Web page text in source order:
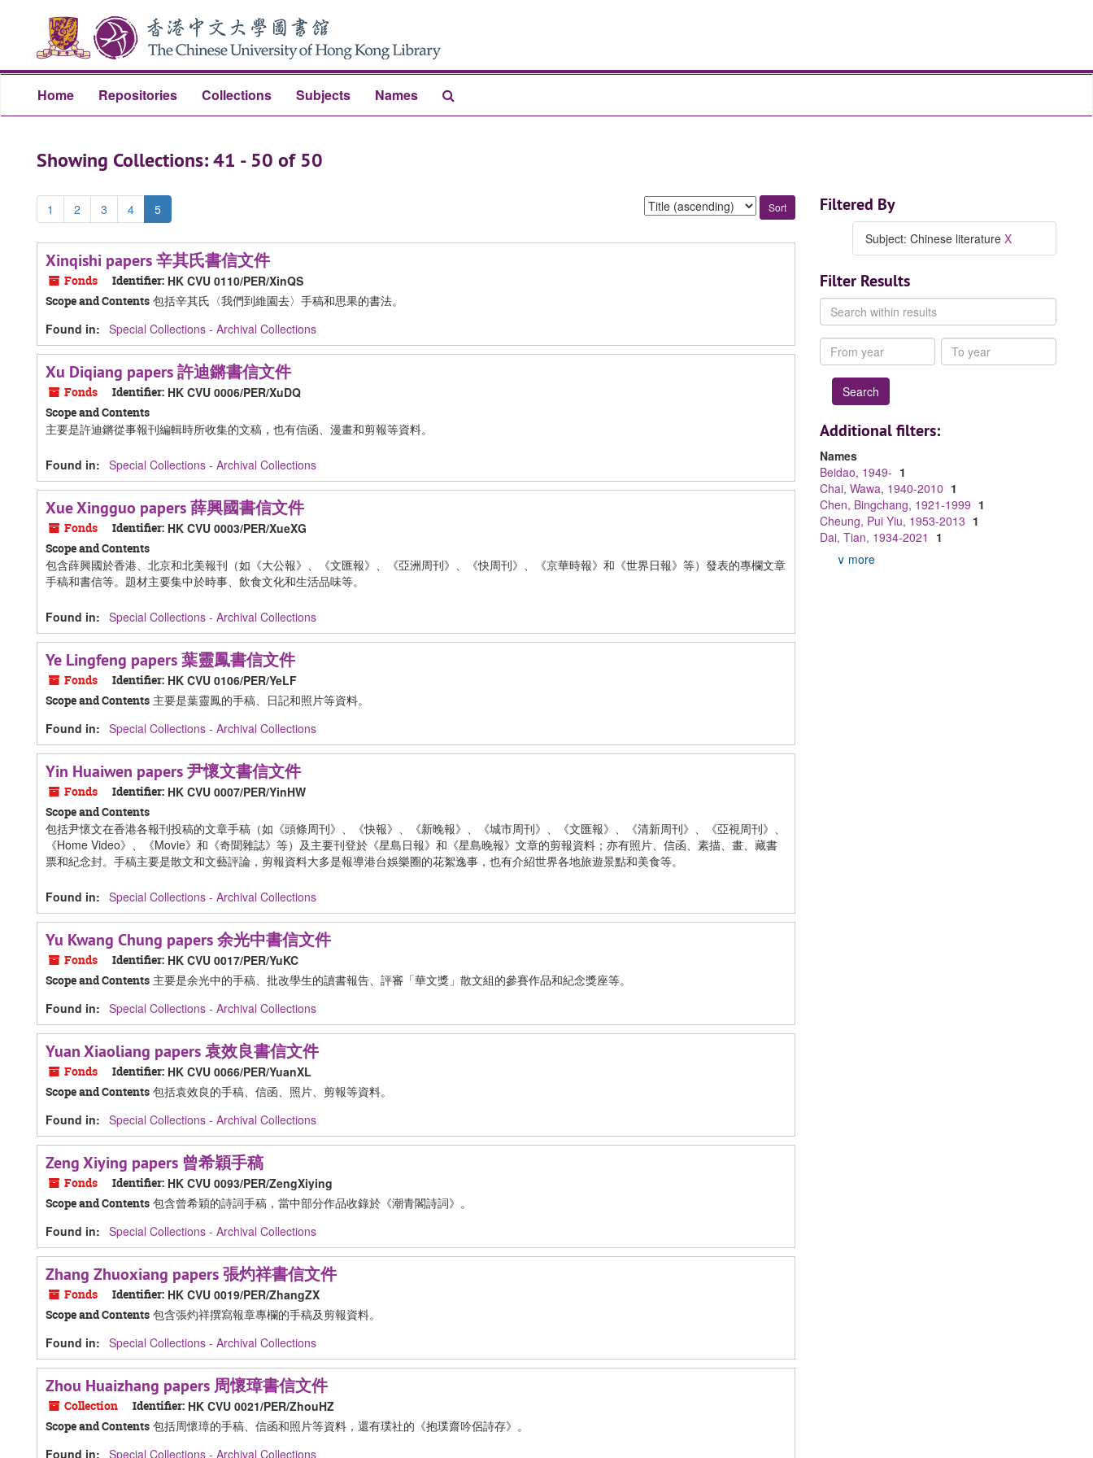
content
Home Repositories Collections Subjects Names
Showing Collections: 41 - 50 of 50
1 2 3 4 5
Sort
by:
Xinqishi papers 辛其氏書信文件
Fonds Identifier: HK CVU 0110/PER/XinQS
Scope and Contents 包括辛其氏〈我們到維園去〉手稿和思果的書法。
Found in: Special Collections - Archival Collections
Xu Diqiang papers 許迪鏘書信文件
Fonds Identifier: HK CVU 0006/PER/XuDQ
Scope and Contents
主要是許迪鏘從事報刊編輯時所收集的文稿，也有信函、漫畫和剪報等資料。
Found in: Special Collections - Archival Collections
Xue Xingguo papers 薛興國書信文件
Fonds Identifier: HK CVU 0003/PER/XueXG
Scope and Contents
包含薛興國於香港、北京和北美報刊（如《大公報》、《文匯報》、《亞洲周刊》、《快周刊》、《京華時報》和《世界日報》等）發表的專欄文章
手稿和書信等。題材主要集中於時事、飲食文化和生活品味等。
Found in: Special Collections - Archival Collections
Ye Lingfeng papers 葉靈鳳書信文件
Fonds Identifier: HK CVU 0106/PER/YeLF
Scope and Contents 主要是葉靈鳳的手稿、日記和照片等資料。
Found in: Special Collections - Archival Collections
Yin Huaiwen papers 尹懷文書信文件
Fonds Identifier: HK CVU 0007/PER/YinHW
Scope and Contents
包括尹懷文在香港各報刊投稿的文章手稿（如《頭條周刊》、《快報》、《新晚報》、《城市周刊》、《文匯報》、《清新周刊》、《亞視周刊》、
《Home Video》、《Movie》和《奇聞雜誌》等）及主要刊登於《星島日報》和《星島晚報》文章的剪報資料；亦有照片、信函、素描、畫、藏書
票和紀念封。手稿主要是散文和文藝評論，剪報資料大多是報導港台娛樂圈的花絮逸事，也有介紹世界各地旅遊景點和美食等。
Found in: Special Collections - Archival Collections
Yu Kwang Chung papers 余光中書信文件
Fonds Identifier: HK CVU 0017/PER/YuKC
Scope and Contents 主要是余光中的手稿、批改學生的讀書報告、評審「華文獎」散文組的參賽作品和紀念獎座等。
Found in: Special Collections - Archival Collections
Yuan Xiaoliang papers 袁效良書信文件
Fonds Identifier: HK CVU 0066/PER/YuanXL
Scope and Contents 包括袁效良的手稿、信函、照片、剪報等資料。
Found in: Special Collections - Archival Collections
Zeng Xiying papers 曾希穎手稿
Fonds Identifier: HK CVU 0093/PER/ZengXiying
Scope and Contents 包含曾希穎的詩詞手稿，當中部分作品收錄於《潮青閣詩詞》。
Found in: Special Collections - Archival Collections
Zhang Zhuoxiang papers 張灼祥書信文件
Fonds Identifier: HK CVU 0019/PER/ZhangZX
Scope and Contents 包含張灼祥撰寫報章專欄的手稿及剪報資料。
Found in: Special Collections - Archival Collections
Zhou Huaizhang papers 周懷璋書信文件
Collection Identifier: HK CVU 0021/PER/ZhouHZ
Scope and Contents 包括周懷璋的手稿、信函和照片等資料，還有璞社的《抱璞齋吟侶詩存》。
Found in: Special Collections - Archival Collections
Filtered By
Subject: Chinese literature X
Filter Results
Search
within
results
From
year
To
year
Additional filters:
Names
Beidao, 1949- 1
Chai, Wawa, 1940-2010 1
Chen, Bingchang, 1921-1999 1
Cheung, Pui Yiu, 1953-2013 1
Dai, Tian, 1934-2021
1
∨ more